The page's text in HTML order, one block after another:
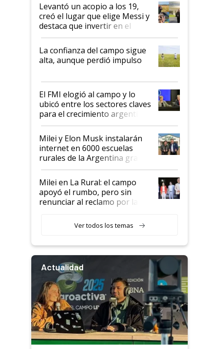
Levantó un acopio a los 19,
creó el lugar que elige Messi y
destaca que invertir en el
kirchnerismo era como "darle
plata a un hijo para droga":
Juan Félix Rossetti, el libertario
que de una dura crisis salió
de Milei
La confianza del campo sigue
alta, aunque perdió impulso
El FMI elogió al campo y lo
ubicó entre los sectores claves
para el crecimiento argentino
Milei y Elon Musk instalarán
internet en 6000 escuelas
rurales de la Argentina gracias
a un acuerdo con Starlink
Milei en La Rural: el campo
apoyó el rumbo, pero sin
renunciar al reclamo por las
Ver todos los temas
Actualidad